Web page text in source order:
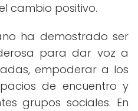
cambio positivo.
ha demostrado ser
para dar voz a
empoderar a los
de encuentro y
grupos sociales. En